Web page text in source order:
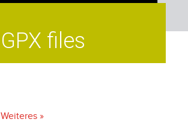
GPX files
Weiteres »